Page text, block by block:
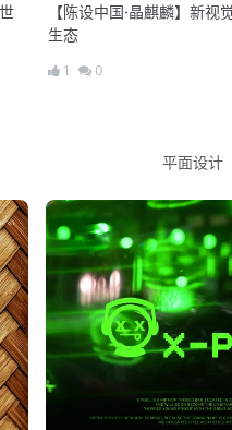
【陈设中国·晶麒麟】新
生态
1 0
平面设计